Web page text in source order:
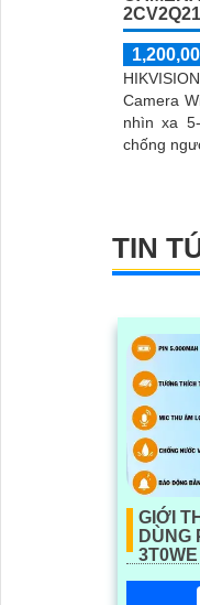
Camera
nhìn xa 5-10m. Hỗ trợ
chống
TIN
GIỚI
DÙNG
3T0WE